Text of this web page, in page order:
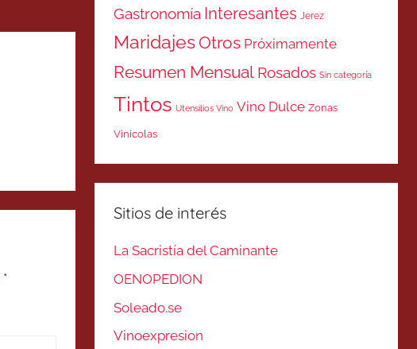
*
Gastronomía Interesantes Jerez
MaridajesOtros Próximamente
Resumen Mensual Rosados Sin categoría
Tintos Utensilios Vino Vino Dulce Zonas
Vinicolas
Sitios de interés
La Sacristía del Caminante
OENOPEDION
Soleado.se
Vinoexpresion